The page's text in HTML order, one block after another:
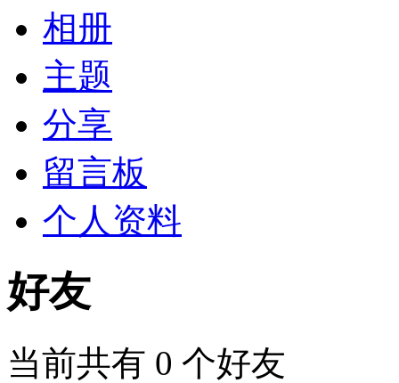
相册
主题
分享
留言板
个人资料
好友
当前共有 0 个好友